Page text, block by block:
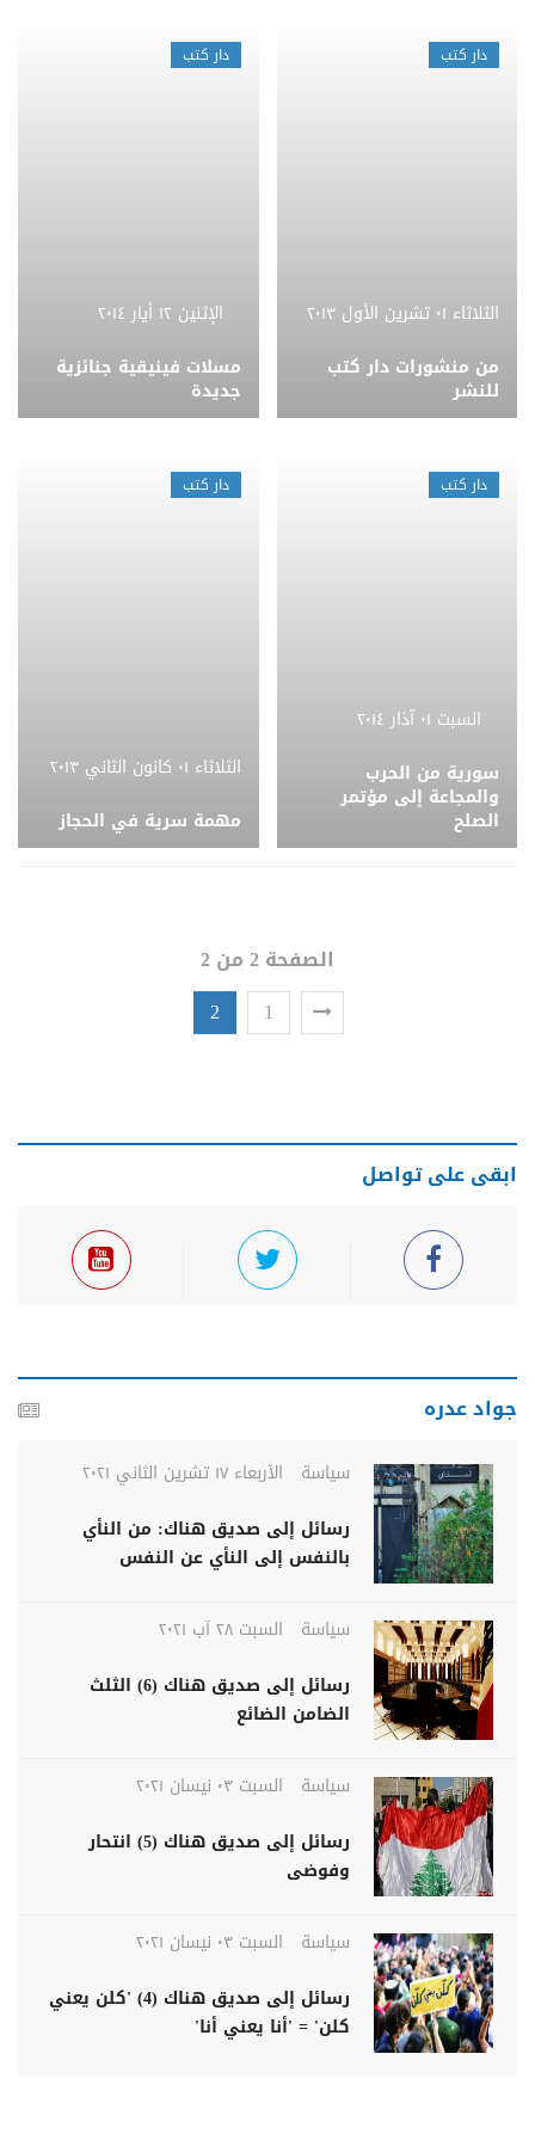
دار كتب
الثلاثاء ٠١ تشرين الأول ٢٠١٣
من منشورات دار كتب
للنشر
دار كتب
الإثنين ١٢ أيار ٢٠١٤
مسلات فينيقية جنائزية
جديدة
دار كتب
السبت ٠١ آذار ٢٠١٤
سورية من الحرب
والمجاعة إلى مؤتمر
الصلح
دار كتب
الثلاثاء ٠١ كانون الثاني ٢٠١٣
مهمة سرية في الحجاز
الصفحة 2 من 2
1
2
ابقى على تواصل
جواد عدره
سياسة
الأربعاء ١٧ تشرين الثاني ٢٠٢١
رسائل إلى صديق هناك: من النأي
بالنفس إلى النأي عن النفس
سياسة
السبت ٢٨ آب ٢٠٢١
رسائل إلى صديق هناك (6) الثلث
الضامن الضائع
سياسة
السبت ٠٣ نيسان ٢٠٢١
رسائل إلى صديق هناك (5) انتحار
وفوضى
سياسة
السبت ٠٣ نيسان ٢٠٢١
رسائل إلى صديق هناك (4) 'كلن يعني
كلن' = 'أنا يعني أنا'